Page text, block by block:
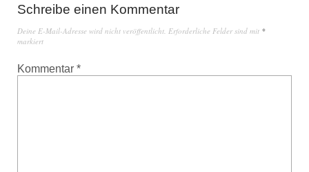
Schreibe einen Kommentar
Deine E-Mail-Adresse wird nicht veröffentlicht. Erforderliche Felder sind mit *
markiert
Kommentar *